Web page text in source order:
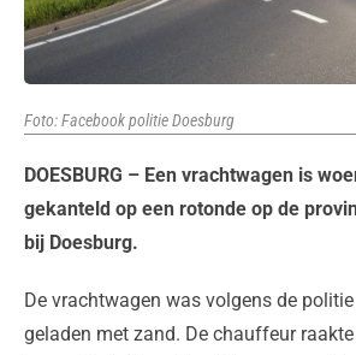
Foto: Facebook politie Doesburg
DOESBURG – Een vrachtwagen is
gekanteld op een rotonde op de
bij Doesburg.
De vrachtwagen was volgens de
geladen met zand. De chauffeur